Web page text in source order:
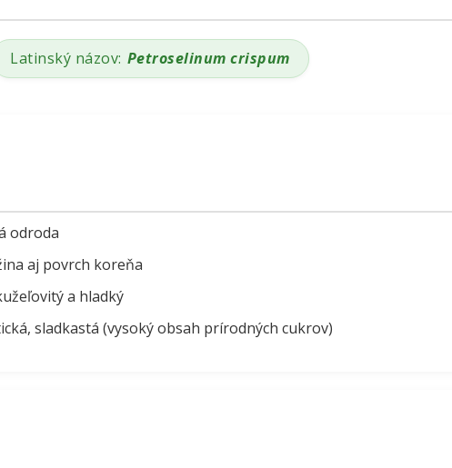
Latinský názov: Petroselinum crispum
odroda
aj povrch koreňa
a hladký
sladkastá (vysoký obsah prírodných cukrov)